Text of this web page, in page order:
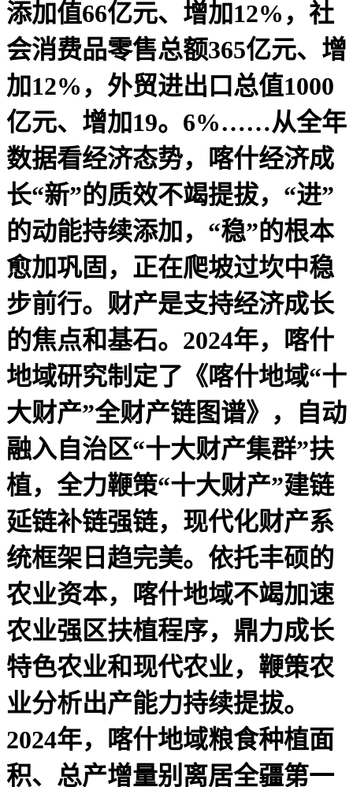
添加值66亿元、增加12%，社
会消费品零售总额365亿元、增
加12%，外贸进出口总值1000
亿元、增加19。6%……从全年
数据看经济态势，喀什经济成
长“新”的质效不竭提拔，“进”
的动能持续添加，“稳”的根本
愈加巩固，正在爬坡过坎中稳
步前行。财产是支持经济成长
的焦点和基石。2024年，喀什
地域研究制定了《喀什地域“十
大财产”全财产链图谱》，自动
融入自治区“十大财产集群”扶
植，全力鞭策“十大财产”建链
延链补链强链，现代化财产系
统框架日趋完美。依托丰硕的
农业资本，喀什地域不竭加速
农业强区扶植程序，鼎力成长
特色农业和现代农业，鞭策农
业分析出产能力持续提拔。
2024年，喀什地域粮食种植面
积、总产增量别离居全疆第一